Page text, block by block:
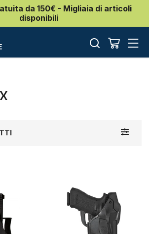
da 150€ - Migliaia di articoli
disponibili
Toggle